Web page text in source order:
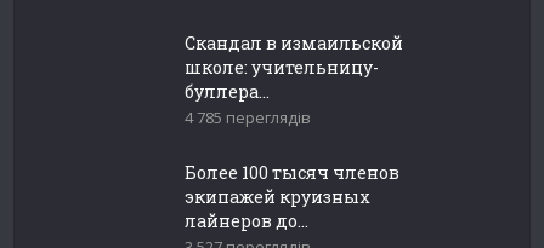
Скандал в измаильской
школе: учительницу-
буллера...
4 785 переглядів
Более 100 тысяч членов
экипажей круизных
лайнеров до...